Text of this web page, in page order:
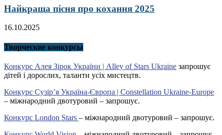
Найкраща пісня про кохання 2025
16.10.2025
Творческие конкурсы
Конкурс Алея Зірок України | Alley of Stars Ukraine запрошує
дітей і дорослих, таланти усіх мистецтв.
Конкурс Сузір’я Україна-Європа | Constellation Ukraine-Europe
– міжнародний двотуровий – запрошує.
Конкурс London Stars – міжнародний двотуровий – запрошує.